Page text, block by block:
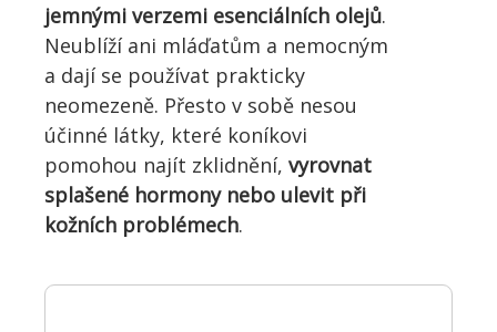
jemnými verzemi esenciálních olejů.
Neublíží ani mláďatům a nemocným
a dají se používat prakticky
neomezeně. Přesto v sobě nesou
účinné látky, které koníkovi
pomohou najít zklidnění, vyrovnat
splašené hormony nebo ulevit při
kožních problémech.